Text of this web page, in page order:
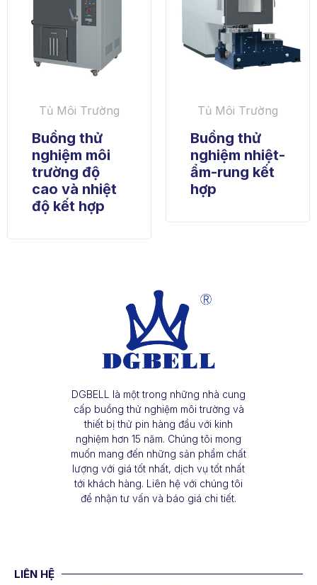
Tủ Môi Trường
Buồng thử
nghiệm môi
trường độ
cao và nhiệt
độ kết hợp
Tủ Môi Trường
Buồng thử
nghiệm nhiệt-
ẩm-rung kết
hợp
DGBELL là một trong những nhà cung
cấp buồng thử nghiệm môi trường và
thiết bị thử pin hàng đầu với kinh
nghiệm hơn 15 năm. Chúng tôi mong
muốn mang đến những sản phẩm chất
lượng với giá tốt nhất, dịch vụ tốt nhất
tới khách hàng. Liên hệ với chúng tôi
để nhận tư vấn và báo giá chi tiết.
LIÊN HỆ